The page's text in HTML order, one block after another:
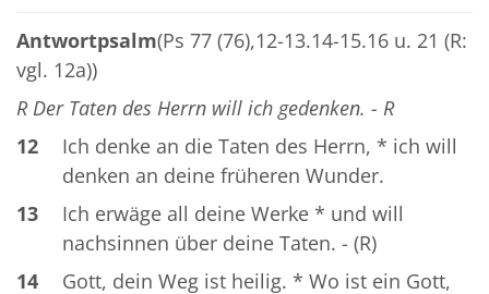
Antwortpsalm(Ps 77 (76),12-13.14-15.16 u. 21 (R:
vgl. 12a))
R Der Taten des Herrn will ich gedenken. - R
12
Ich denke an die Taten des Herrn, * ich will
denken an deine früheren Wunder.
13
Ich erwäge all deine Werke * und will
nachsinnen über deine Taten. - (R)
14
Gott, dein Weg ist heilig. * Wo ist ein Gott,